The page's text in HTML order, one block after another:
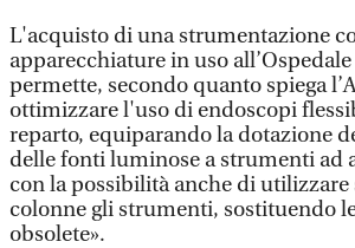
L'acquisto di una strumentazione
apparecchiature in uso
permette, secondo quanto spiega
ottimizzare l'uso di endoscopi
reparto, equiparando la dotazione
delle fonti luminose a strumenti ad
con la possibilità anche di utilizzare
colonne gli strumenti, sostituendo
obsolete».